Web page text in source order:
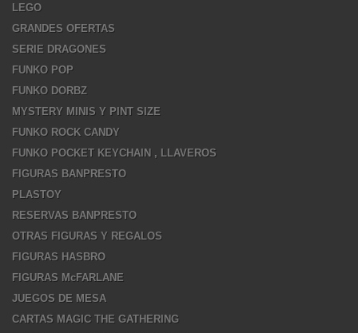
LEGO
GRANDES OFERTAS
SERIE DRAGONES
FUNKO POP
FUNKO DORBZ
MYSTERY MINIS Y PINT SIZE
FUNKO ROCK CANDY
FUNKO POCKET KEYCHAIN , LLAVEROS
FIGURAS BANPRESTO
PLASTOY
RESERVAS BANPRESTO
OTRAS FIGURAS Y REGALOS
FIGURAS HASBRO
FIGURAS McFARLANE
JUEGOS DE MESA
CARTAS MAGIC THE GATHERING